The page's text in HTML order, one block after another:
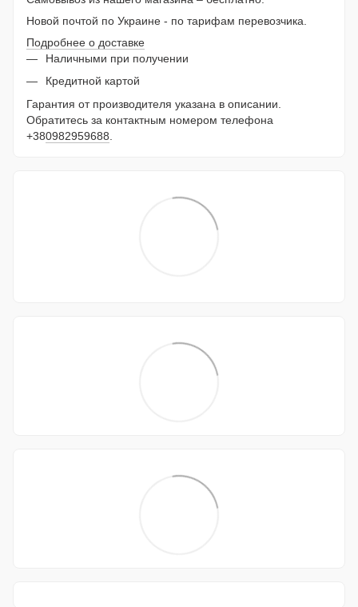
Новой почтой по Украине - по тарифам перевозчика.
Подробнее о доставке
Наличными при получении
Кредитной картой
Гарантия от производителя указана в описании.
Обратитесь за контактным номером телефона
+380982959688